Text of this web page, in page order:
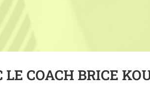
COACH BRICE